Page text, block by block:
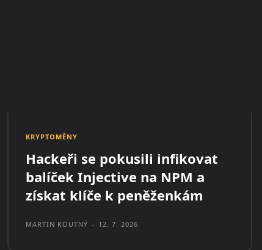
KRYPTOMĚNY
Hackeři se pokusili infikovat
balíček Injective na NPM a
získat klíče k peněženkám
MARTIN KOUTNÝ - 12. 7. 2026